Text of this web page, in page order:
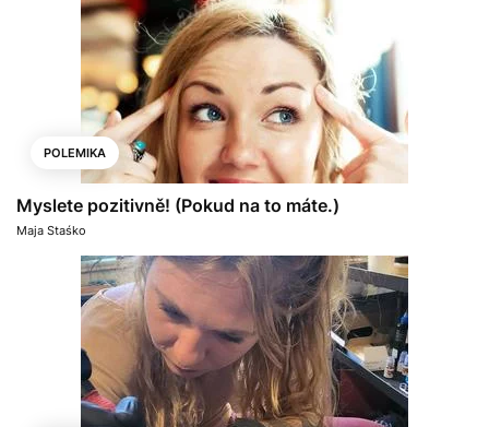
POLEMIKA
Myslete pozitivně! (Pokud na to máte.)
Maja Staśko